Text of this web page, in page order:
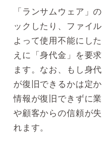
「ランサムウェア」
ックしたり、ファイ
よって使用不能にし
えに「身代金」を要
ます。なお、もし身
が復旧できるかは定
情報が復旧できずに
や顧客からの信頼が
れます。